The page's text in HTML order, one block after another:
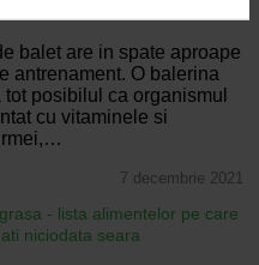
balet are in spate aproape
antrenament. O balerina
posibilul ca organismul
cu vitaminele si
7 decembrie 2021
- lista alimentelor pe care
niciodata seara